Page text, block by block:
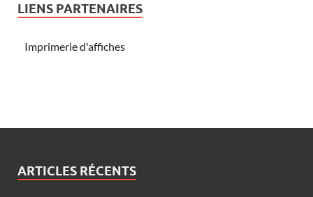
LIENS PARTENAIRES
Imprimerie d'affiches
ARTICLES RÉCENTS